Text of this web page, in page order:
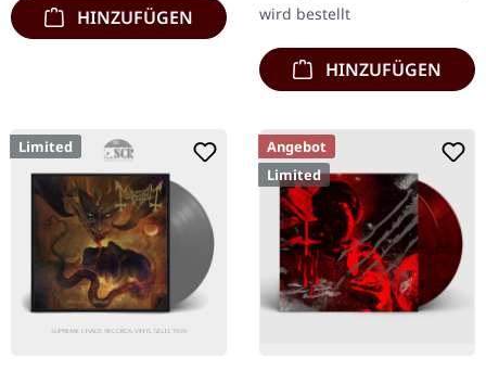
HINZUFÜGEN
wird bestellt
HINZUFÜGEN
Limited
Angebot
Limited